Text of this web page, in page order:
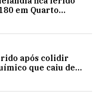
em Quarto
após colidir
que caiu de
em Cascavel